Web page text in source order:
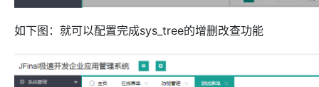
如下图：就可以配置完成sys_tree的增删改查功能